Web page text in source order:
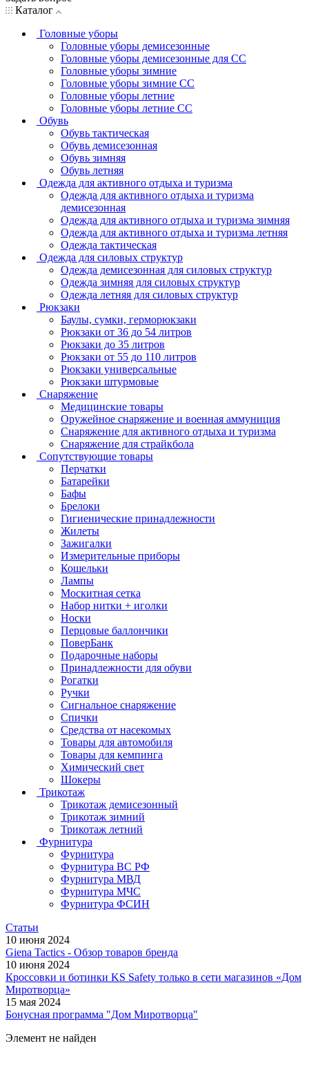
Каталог
Головные уборы
Головные уборы демисезонные
Головные уборы демисезонные для СС
Головные уборы зимние
Головные уборы зимние СС
Головные уборы летние
Головные уборы летние СС
Обувь
Обувь тактическая
Обувь демисезонная
Обувь зимняя
Обувь летняя
Одежда для активного отдыха и туризма
Одежда для активного отдыха и туризма
демисезонная
Одежда для активного отдыха и туризма зимняя
Одежда для активного отдыха и туризма летняя
Одежда тактическая
Одежда для силовых структур
Одежда демисезонная для силовых структур
Одежда зимняя для силовых структур
Одежда летняя для силовых структур
Рюкзаки
Баулы, сумки, герморюкзаки
Рюкзаки от 36 до 54 литров
Рюкзаки до 35 литров
Рюкзаки от 55 до 110 литров
Рюкзаки универсальные
Рюкзаки штурмовые
Снаряжение
Медицинские товары
Оружейное снаряжение и военная аммуниция
Снаряжение для активного отдыха и туризма
Снаряжение для страйкбола
Сопутствующие товары
Перчатки
Батарейки
Бафы
Брелоки
Гигиенические принадлежности
Жилеты
Зажигалки
Измерительные приборы
Кошельки
Лампы
Москитная сетка
Набор нитки + иголки
Носки
Перцовые баллончики
ПоверБанк
Подарочные наборы
Принадлежности для обуви
Рогатки
Ручки
Сигнальное снаряжение
Спички
Средства от насекомых
Товары для автомобиля
Товары для кемпинга
Химический свет
Шокеры
Трикотаж
Трикотаж демисезонный
Трикотаж зимний
Трикотаж летний
Фурнитура
Фурнитура
Фурнитура ВС РФ
Фурнитура МВД
Фурнитура МЧС
Фурнитура ФСИН
Статьи
10 июня 2024
Giena Tactics - Обзор товаров бренда
10 июня 2024
Кроссовки и ботинки KS Safety только в сети магазинов «Дом
Миротворца»
15 мая 2024
Бонусная программа "Дом Миротворца"
Элемент не найден